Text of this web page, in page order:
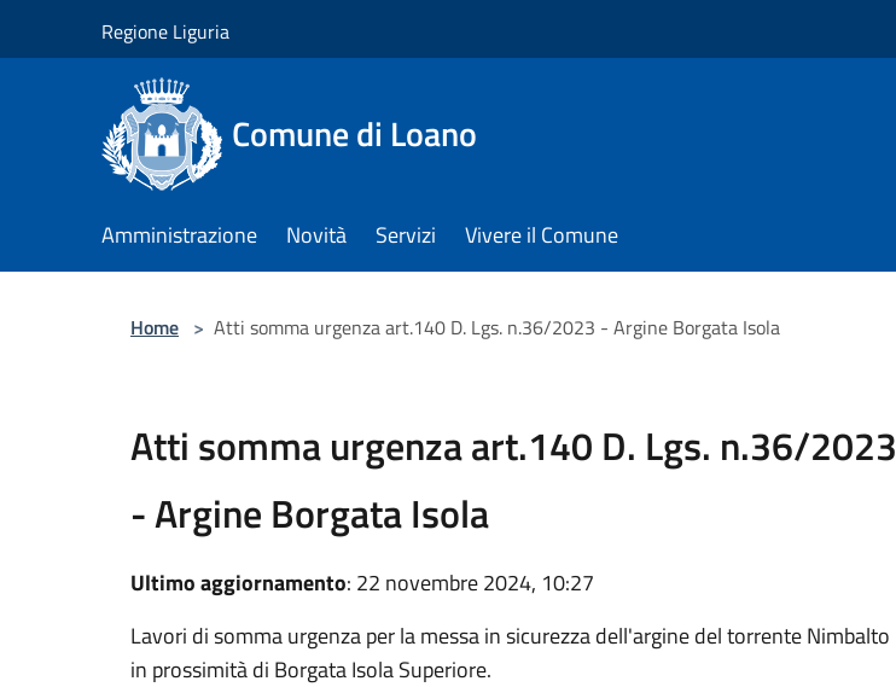
Regione Liguria
Comune di Loano
Amministrazione Novità Servizi Vivere il Comune
Home > Atti somma urgenza art.140 D. Lgs. n.36/2023 - Argine Borgata Isola
Atti somma urgenza art.140 D. Lgs. n.36/2023
- Argine Borgata Isola
Ultimo aggiornamento: 22 novembre 2024, 10:27
Lavori di somma urgenza per la messa in sicurezza dell'argine del torrente Nimbalto
in prossimità di Borgata Isola Superiore.